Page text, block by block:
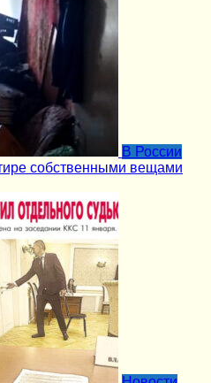
В России
собственными вещами